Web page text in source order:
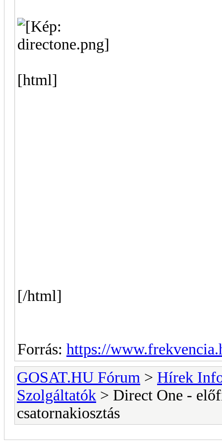
[html]
[/html]
Forrás: https://
GOSAT.HU Fórum > Hírek
Szolgáltatók > Direct One -
csatornakiosztás